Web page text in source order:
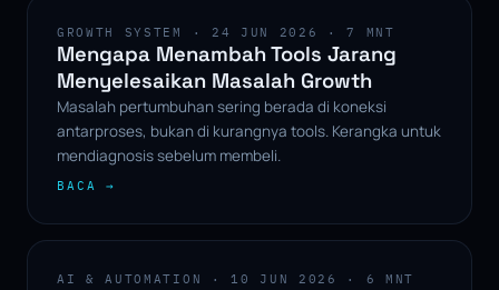
GROWTH SYSTEM · 24 JUN 2026 · 7 MNT
Mengapa Menambah Tools Jarang
Menyelesaikan Masalah Growth
Masalah pertumbuhan sering berada di koneksi
antarproses, bukan di kurangnya tools. Kerangka untuk
mendiagnosis sebelum membeli.
BACA →
AI & AUTOMATION · 10 JUN 2026 · 6 MNT